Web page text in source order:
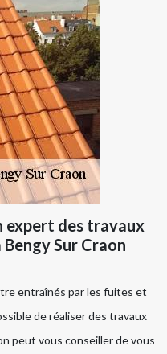
expert des travaux
Sur Craon
entraînés par les fuites et
de réaliser des travaux
peut vous conseiller de vous